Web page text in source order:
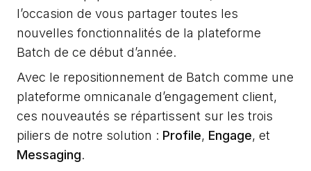
l’occasion de vous partager toutes les
nouvelles fonctionnalités de la plateforme
Batch de ce début d’année.
Avec le repositionnement de Batch comme une
plateforme omnicanale d’engagement client,
ces nouveautés se répartissent sur les trois
piliers de notre solution : Profile, Engage, et
Messaging.